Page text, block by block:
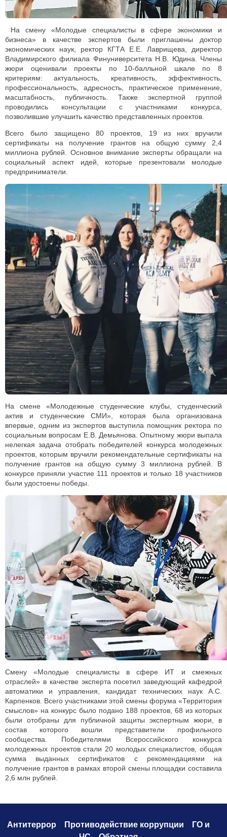
На смену «Молодые специалисты в сфере экономики и
бизнеса» в качестве экспертов были приглашены доктор
экономических наук, ректор КГТА Е.Е. Лаврищева, директор
Владимирского филиала Финуниверситета Н.В. Юдина. Члены
жюри оценивали проекты по 10-балльной шкале по 8
критериям: актуальность, креативность, эффективность,
профессиональность, адресность, практическое применение,
масштабность, публичность. Также экспертной группой
проводились консультации с участниками конкурса,
позволившие улучшить качество представленных проектов.
Всего было защищено 80 проектов, 19 из них вручили
сертификаты на получение грантов на общую сумму 2,4
миллиона рублей. Основное внимание эксперты обращали на
социальный аспект идей, которые презентовали молодые
предприниматели.
На смене «Молодежные студенческие клубы, студенческий
актив и студенческие СМИ», которая была организована
впервые, одним из экспертов выступила помощник ректора по
социальным вопросам Е.В. Демьянова. Опытному жюри выпала
нелегкая задача отобрать победителей конкурса молодежных
проектов, которым вручили рекомендательные сертификаты на
получение грантов на общую сумму 3 миллиона рублей. В
конкурсе приняли участие 111 проектов и только 18 участников
были удостоены победы.
Смену «Молодые специалисты в сфере ИТ и смежных
отраслей» в качестве эксперта посетил заведующий кафедрой
автоматики и управления, кандидат технических наук А.С.
Карпенков. Всего участниками этой смены форума «Территория
смыслов» на конкурс было подано 188 проектов, 68 из которых
были отобраны для публичной защиты экспертным жюри, в
состав которого вошли представители профильного
сообщества. Победителями Всероссийского конкурса
молодежных проектов стали 20 молодых специалистов, общая
сумма выданных сертификатов с рекомендациями на
получение грантов в рамках второй смены площадки составила
2,6 млн рублей.
Антитеррор Противодействие коррупции
ГО и